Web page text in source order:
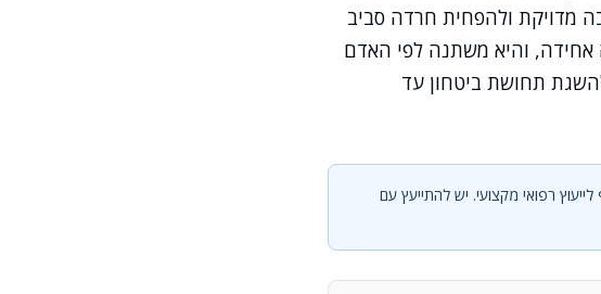
מדויקת ולהפחית חרדה סביב
אחידה, והיא משתנה לפי האדם
תחושת ביטחון עד
רפואי מקצועי. יש להתייעץ עם